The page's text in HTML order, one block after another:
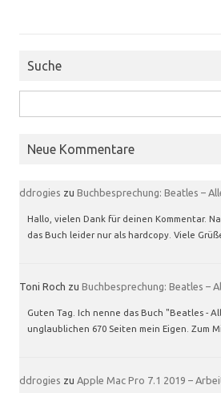
Suche
nach:
Neue Kommentare
ddrogies zu Buchbesprechung: Beatles –
Hallo, vielen Dank für deinen Kommentar.
das Buch leider nur als hardcopy. Viele
Toni Roch zu Buchbesprechung: Beatles –
Guten Tag. Ich nenne das Buch "Beatles -
unglaublichen 670 Seiten mein Eigen. Zum
ddrogies zu Apple Mac Pro 7.1 2019 –